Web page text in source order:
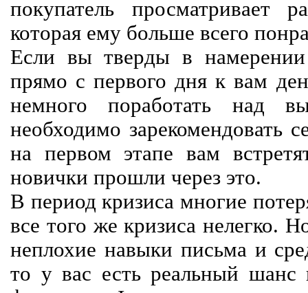
покупатель просматривает
которая ему больше всего
Если вы тверды в
прямо с первого дня к вам
немного поработать над
необходимо зарекомендовать
на первом этапе вам
новички прошли через это.
В период кризиса многие
все того же кризиса нелегко.
неплохие навыки письма и
то у вас есть реальный шанс